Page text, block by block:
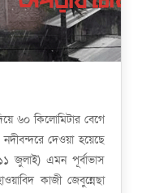
৬০ কিলোমিটার বেগে
দেওয়া হয়েছে
জুলাই) এমন পূর্বাভাস
কাজী জেবুন্নেছা